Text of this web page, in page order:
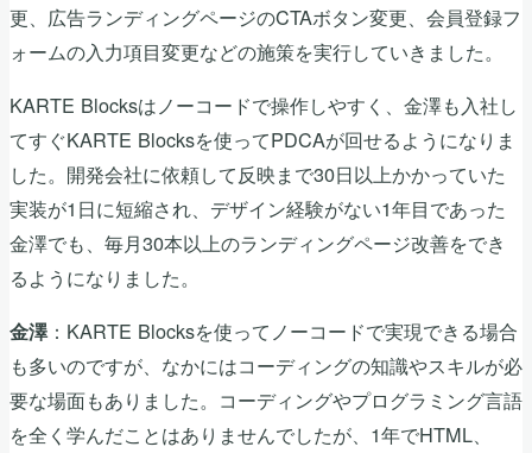
更、広告ランディングページのCTAボタン変更、会員登録フ
ォームの入力項目変更などの施策を実行していきました。
KARTE Blocksはノーコードで操作しやすく、金澤も入社し
てすぐKARTE Blocksを使ってPDCAが回せるようになりま
した。開発会社に依頼して反映まで30日以上かかっていた
実装が1日に短縮され、デザイン経験がない1年目であった
金澤でも、毎月30本以上のランディングページ改善をでき
るようになりました。
金澤：KARTE Blocksを使ってノーコードで実現できる場合
も多いのですが、なかにはコーディングの知識やスキルが必
要な場面もありました。コーディングやプログラミング言語
を全く学んだことはありませんでしたが、1年でHTML、